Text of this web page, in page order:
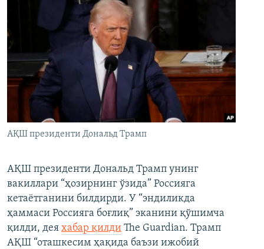
АҚШ президенти Дональд Трамп
АҚШ президенти Дональд Трамп унинг
вакиллари “ҳозирнинг ўзида” Россияга
кетаётганини билдирди. У “эндиликда
ҳаммаси Россияга боғлиқ” эканини қўшимча
қилди, дея хабар қилди The Guardian. Трамп
АҚШ “оташкесим ҳақида баъзи ижобий